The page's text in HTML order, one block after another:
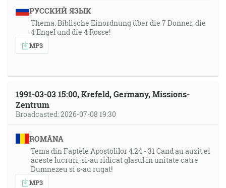
РУССКИЙ ЯЗЫК
Thema: Biblische Einordnung über die 7 Donner, die
4 Engel und die 4 Rosse!
MP3
1991-03-03 15:00, Krefeld, Germany, Missions-
Zentrum
Broadcasted: 2026-07-08 19:30
ROMÂNA
Tema din Faptele Apostolilor 4:24 - 31 Cand au auzit ei
aceste lucruri, si-au ridicat glasul in unitate catre
Dumnezeu si s-au rugat!
MP3